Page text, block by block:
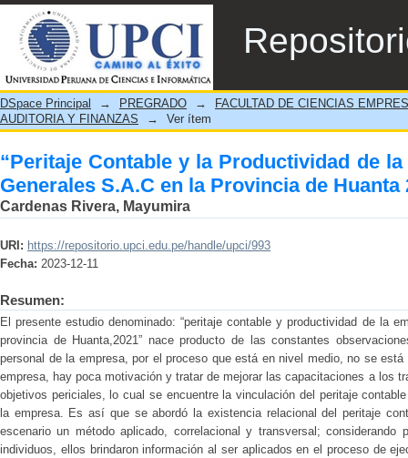
“Peritaje Contable y la Productividad
Provincia de Huanta 2021”
DSpace Principal → PREGRADO →
FACULTAD DE CIENCIAS
AUDITORIA Y FINANZAS
→ Ver ítem
“Peritaje Contable y la Productividad de
Generales S.A.C en la Provincia de Huanta
Cardenas Rivera, Mayumira
URI: https://repositorio.upci.edu.pe/handle/upci/993
Fecha: 2023-12-11
Resumen:
El presente estudio denominado: “peritaje contable y productividad de la
provincia de Huanta,2021” nace producto de las constantes
personal de la empresa, por el proceso que está en nivel medio, no se
empresa, hay poca motivación y tratar de mejorar las capacitaciones a los
objetivos periciales, lo cual se encuentre la vinculación del peritaje
la empresa. Es así que se abordó la existencia relacional del peritaje
escenario un método aplicado, correlacional y transversal;
individuos, ellos brindaron información al ser aplicados en el proceso de